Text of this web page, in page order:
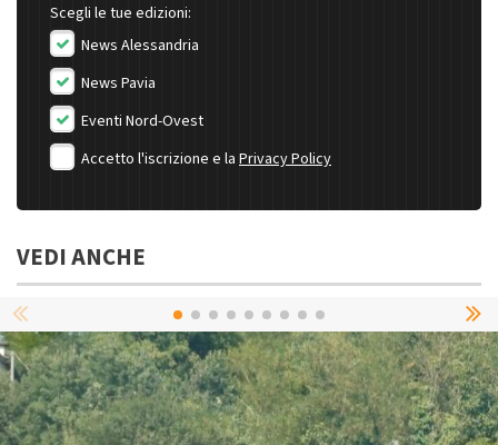
Scegli le tue edizioni:
News Alessandria
News Pavia
Eventi Nord-Ovest
Accetto l'iscrizione e la Privacy Policy
VEDI ANCHE